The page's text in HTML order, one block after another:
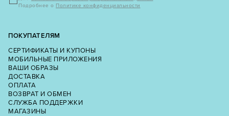
Подробнее о Политике конфиденциальности
ПОКУПАТЕЛЯМ
СЕРТИФИКАТЫ И КУПОНЫ
МОБИЛЬНЫЕ ПРИЛОЖЕНИЯ
ВАШИ ОБРАЗЫ
ДОСТАВКА
ОПЛАТА
ВОЗВРАТ И ОБМЕН
СЛУЖБА ПОДДЕРЖКИ
МАГАЗИНЫ